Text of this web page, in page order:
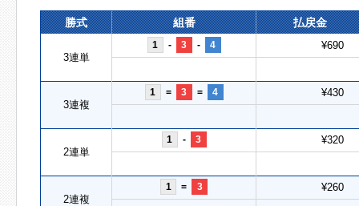
勝式 組番 払戻金
3連単
1 - 3 - 4 ¥690
3連複
1 = 3 = 4 ¥430
2連単
1 - 3 ¥320
2連複
1 = 3 ¥260